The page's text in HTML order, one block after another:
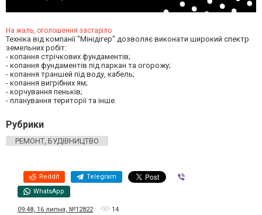
На жаль, оголошення застаріло
Техніка від компанії "Мінідігер" дозволяє виконати широкий спектр
земельних робіт:
- копання стрічкових фундаментів;
- копання фундаментів під паркан та огорожу;
- копання траншей під воду, кабель;
- копання вигрібних ям;
- корчування пеньків;
- планування території та інше.
Рубрики
РЕМОНТ, БУДІВНИЦТВО
Reddit Telegram
WhatsApp
09:48, 16 липня, №12822 14